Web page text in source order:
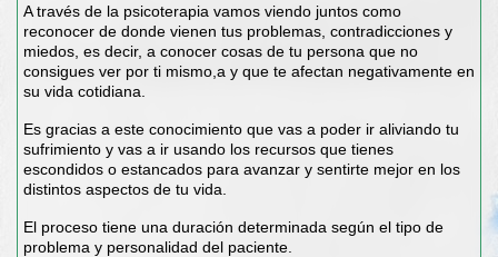
A través de la psicoterapia vamos viendo juntos como
reconocer de donde vienen tus problemas, contradicciones y
miedos, es decir, a conocer cosas de tu persona que no
consigues ver por ti mismo,a y que te afectan negativamente en
su vida cotidiana.
Es gracias a este conocimiento que vas a poder ir aliviando tu
sufrimiento y vas a ir usando los recursos que tienes
escondidos o estancados para avanzar y sentirte mejor en los
distintos aspectos de tu vida.
El proceso tiene una duración determinada según el tipo de
problema y personalidad del paciente.